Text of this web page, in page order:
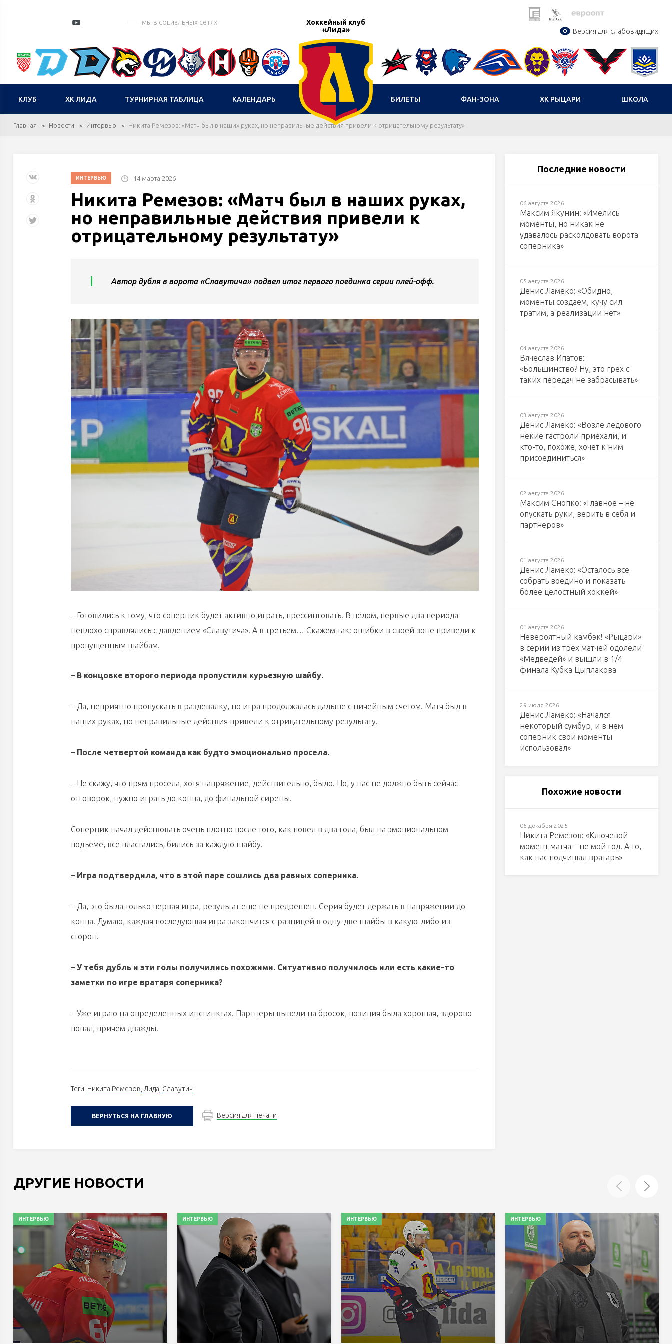
мы в социальных сетях
Версия для слабовидящих
Хоккейный клуб
«Лида»
КЛУБ ХК ЛИДА ТУРНИРНАЯ ТАБЛИЦА КАЛЕНДАРЬ БИЛЕТЫ ФАН-ЗОНА ХК РЫЦАРИ ШКОЛА
Главная Новости Интервью Никита Ремезов: «Матч был в наших руках, но неправильные действия привели к отрицательному результату»
ИНТЕРВЬЮ 14 марта 2026
Никита Ремезов: «Матч был в наших руках,
но неправильные действия привели к
отрицательному результату»
Автор дубля в ворота «Славутича» подвел итог первого поединка серии плей-офф.
– Готовились к тому, что соперник будет активно играть, прессинговать. В целом, первые два периода
неплохо справлялись с давлением «Славутича». А в третьем… Скажем так: ошибки в своей зоне привели к
пропущенным шайбам.
– В концовке второго периода пропустили курьезную шайбу.
– Да, неприятно пропускать в раздевалку, но игра продолжалась дальше с ничейным счетом. Матч был в
наших руках, но неправильные действия привели к отрицательному результату.
– После четвертой команда как будто эмоционально просела.
– Не скажу, что прям просела, хотя напряжение, действительно, было. Но, у нас не должно быть сейчас
отговорок, нужно играть до конца, до финальной сирены.
Соперник начал действовать очень плотно после того, как повел в два гола, был на эмоциональном
подъеме, все пластались, бились за каждую шайбу.
– Игра подтвердила, что в этой паре сошлись два равных соперника.
– Да, это была только первая игра, результат еще не предрешен. Серия будет держать в напряжении до
конца. Думаю, каждая последующая игра закончится с разницей в одну-две шайбы в какую-либо из
сторон.
– У тебя дубль и эти голы получились похожими. Ситуативно получилось или есть какие-то
заметки по игре вратаря соперника?
– Уже играю на определенных инстинктах. Партнеры вывели на бросок, позиция была хорошая, здорово
попал, причем дважды.
Теги: Никита Ремезов Лида Славутич
ВЕРНУТЬСЯ НА ГЛАВНУЮ Версия для печати
Последние новости
06 августа 2026
Максим Якунин: «Имелись
моменты, но никак не
удавалось расколдовать ворота
соперника»
05 августа 2026
Денис Ламеко: «Обидно,
моменты создаем, кучу сил
тратим, а реализации нет»
04 августа 2026
Вячеслав Ипатов:
«Большинство? Ну, это грех с
таких передач не забрасывать»
03 августа 2026
Денис Ламеко: «Возле ледового
некие гастроли приехали, и
кто-то, похоже, хочет к ним
присоединиться»
02 августа 2026
Максим Снопко: «Главное – не
опускать руки, верить в себя и
партнеров»
01 августа 2026
Денис Ламеко: «Осталось все
собрать воедино и показать
более целостный хоккей»
01 августа 2026
Невероятный камбэк! «Рыцари»
в серии из трех матчей одолели
«Медведей» и вышли в 1/4
финала Кубка Цыплакова
29 июля 2026
Денис Ламеко: «Начался
некоторый сумбур, и в нем
соперник свои моменты
использовал»
Похожие новости
06 декабря 2025
Никита Ремезов: «Ключевой
момент матча – не мой гол. А то,
как нас подчищал вратарь»
ДРУГИЕ НОВОСТИ
ИНТЕРВЬЮ ИНТЕРВЬЮ ИНТЕРВЬЮ ИНТЕРВЬЮ